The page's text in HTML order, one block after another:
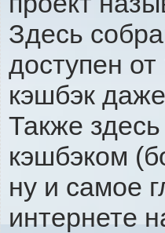
Здесь
доступен
кэшбэк
Также
кэшбэком
ну и самое
интернете